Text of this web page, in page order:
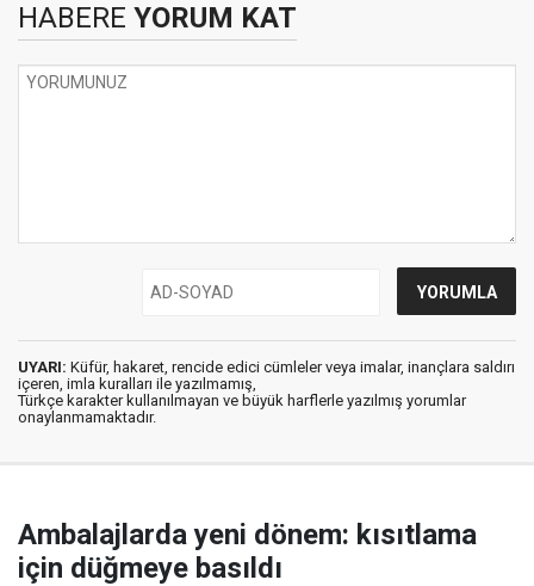
HABERE YORUM KAT
UYARI: Küfür, hakaret, rencide edici cümleler veya imalar, inançlara saldırı
içeren, imla kuralları ile yazılmamış,
Türkçe karakter kullanılmayan ve büyük harflerle yazılmış yorumlar
onaylanmamaktadır.
Ambalajlarda yeni dönem: kısıtlama
için düğmeye basıldı